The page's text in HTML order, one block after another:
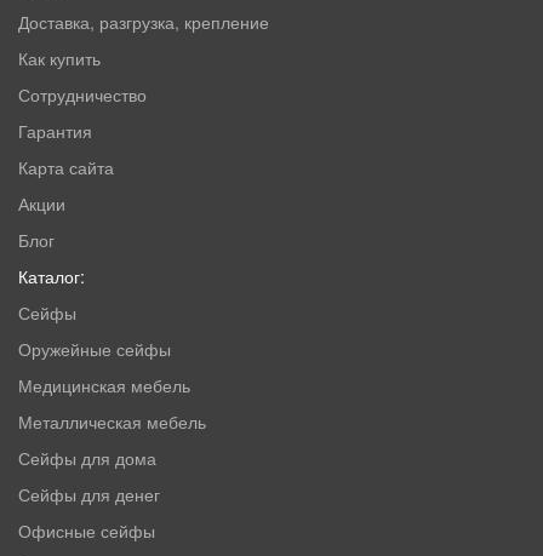
Доставка, разгрузка, крепление
Как купить
Сотрудничество
Гарантия
Карта сайта
Акции
Блог
Каталог:
Сейфы
Оружейные сейфы
Медицинская мебель
Металлическая мебель
Сейфы для дома
Сейфы для денег
Офисные сейфы